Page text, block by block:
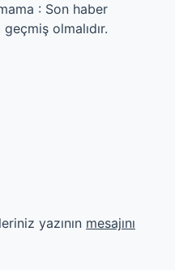
: Son haber
olmalıdır.
yazının mesajını